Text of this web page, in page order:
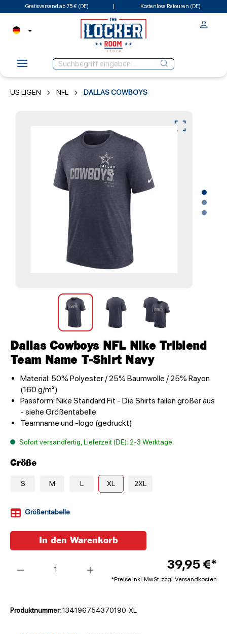
Gratisversand ab 75 € (DE) Kostenlose Retouren (DE)
US LIGEN NFL DALLAS COWBOYS
Dallas Cowboys NFL Nike Triblend
Team Name T-Shirt Navy
Material: 50% Polyester / 25% Baumwolle / 25% Rayon
(160 g/m²)
Passform: Nike Standard Fit - Die Shirts fallen größer aus
- siehe Größentabelle
Teamname und -logo (gedruckt)
Sofort versandfertig, Lieferzeit (DE): 2-3 Werktage
Größe
S M L XL 2XL
Größentabelle
39,95 €*
*Preise inkl. MwSt. zzgl. Versandkosten
In den Warenkorb
Produktnummer:134196754370190-XL